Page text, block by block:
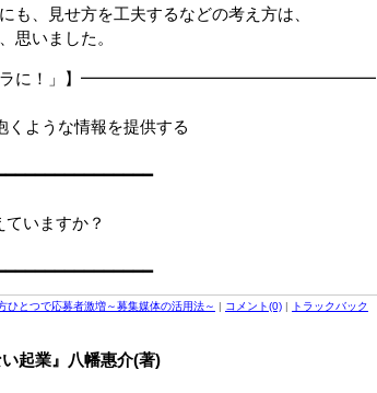
も、見せ方を工夫するなどの考え方は、
思いました。
カラに！」】━━━━━━━━━━━━━━━━━━
うな情報を提供する
いますか？
ひとつで応募者激増～募集媒体の活用法～ | コメント(0) | トラックバック
い起業』八幡惠介(著)